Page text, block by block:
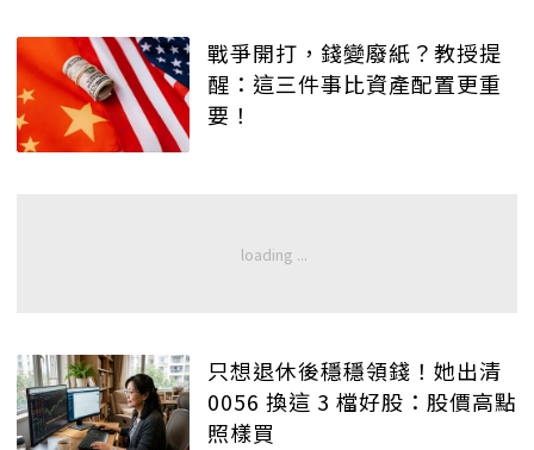
戰爭開打，錢變廢紙？教授提
醒：這三件事比資產配置更重
要！
只想退休後穩穩領錢！她出清
0056 換這 3 檔好股：股價高點
照樣買